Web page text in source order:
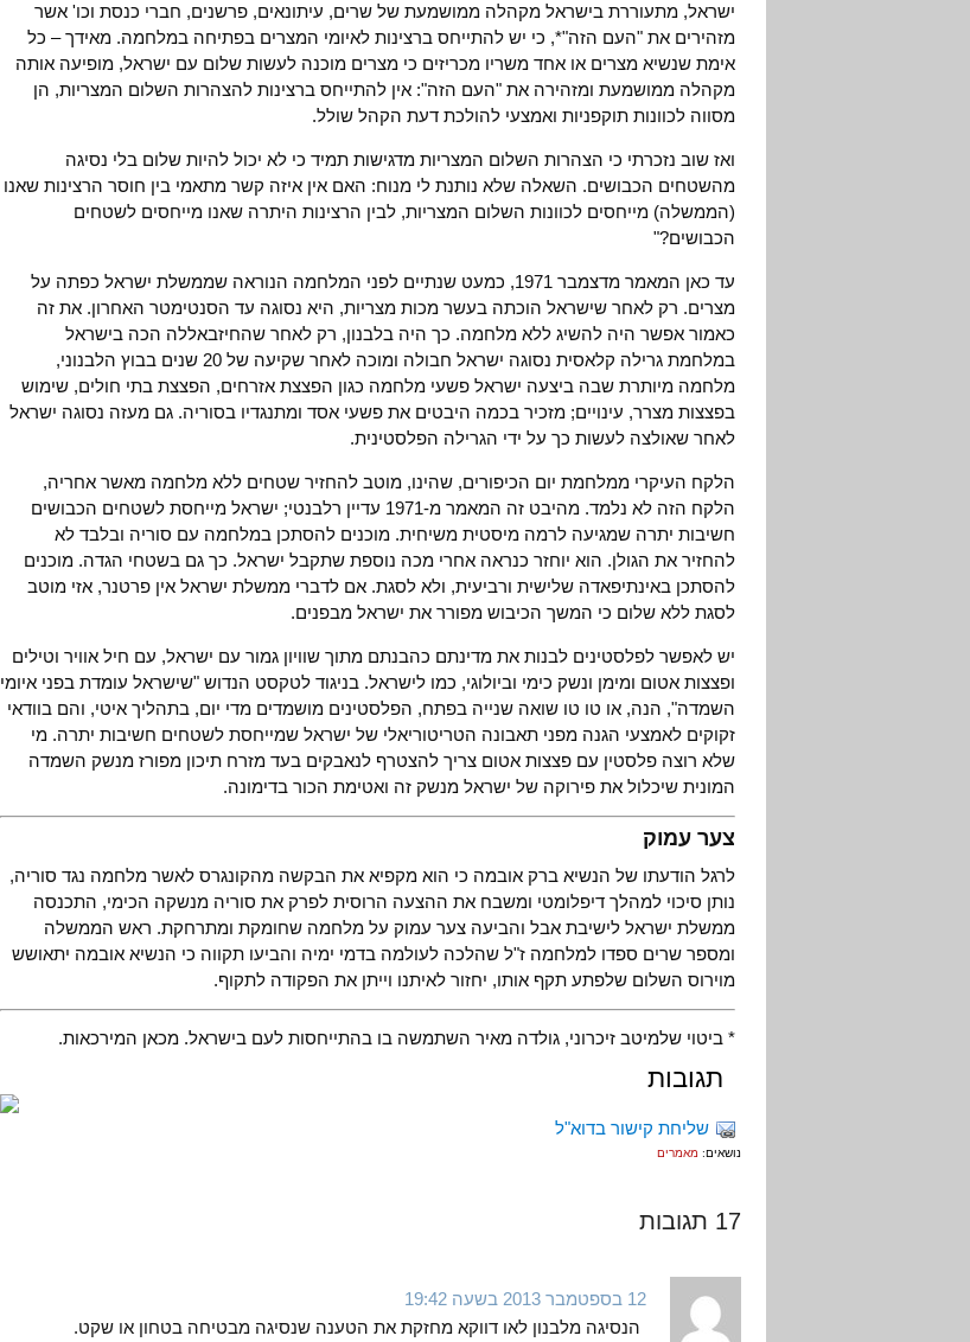
ישראל, מתעוררת בישראל מקהלה ממושמעת של שרים, עיתונאים, פרשנים, חברי כנסת וכו' אשר
מזהירים את "העם הזה"*, כי יש להתייחס ברצינות לאיומי המצרים בפתיחה במלחמה. מאידך – כל
אימת שנשיא מצרים או אחד משריו מכריזים כי מצרים מוכנה לעשות שלום עם ישראל, מופיעה אותה
מקהלה ממושמעת ומזהירה את "העם הזה": אין להתייחס ברצינות להצהרות השלום המצריות, הן
מסווה לכוונות תוקפניות ואמצעי להולכת דעת הקהל שולל.
ואז שוב נזכרתי כי הצהרות השלום המצריות מדגישות תמיד כי לא יכול להיות שלום בלי נסיגה
מהשטחים הכבושים. השאלה שלא נותנת לי מנוח: האם אין איזה קשר מתאמי בין חוסר הרצינות שאנו
(הממשלה) מייחסים לכוונות השלום המצריות, לבין הרצינות היתרה שאנו מייחסים לשטחים
הכבושים?"
עד כאן המאמר מדצמבר 1971, כמעט שנתיים לפני המלחמה הנוראה שממשלת ישראל כפתה על
מצרים. רק לאחר שישראל הוכתה בעשר מכות מצריות, היא נסוגה עד הסנטימטר האחרון. את זה
כאמור אפשר היה להשיג ללא מלחמה. כך היה בלבנון, רק לאחר שהחיזבאללה הכה בישראל
במלחמת גרילה קלאסית נסוגה ישראל חבולה ומוכה לאחר שקיעה של 20 שנים בבוץ הלבנוני,
מלחמה מיותרת שבה ביצעה ישראל פשעי מלחמה כגון הפצצת אזרחים, הפצצת בתי חולים, שימוש
בפצצות מצרר, עינויים; מזכיר בכמה היבטים את פשעי אסד ומתנגדיו בסוריה. גם מעזה נסוגה ישראל
לאחר שאולצה לעשות כך על ידי הגרילה הפלסטינית.
הלקח העיקרי ממלחמת יום הכיפורים, שהינו, מוטב להחזיר שטחים ללא מלחמה מאשר אחריה,
הלקח הזה לא נלמד. מהיבט זה המאמר מ-1971 עדיין רלבנטי; ישראל מייחסת לשטחים הכבושים
חשיבות יתרה שמגיעה לרמה מיסטית משיחית. מוכנים להסתכן במלחמה עם סוריה ובלבד לא
להחזיר את הגולן. הוא יוחזר כנראה אחרי מכה נוספת שתקבל ישראל. כך גם בשטחי הגדה. מוכנים
להסתכן באינתיפאדה שלישית ורביעית, ולא לסגת. אם לדברי ממשלת ישראל אין פרטנר, אזי מוטב
לסגת ללא שלום כי המשך הכיבוש מפורר את ישראל מבפנים.
יש לאפשר לפלסטינים לבנות את מדינתם כהבנתם מתוך שוויון גמור עם ישראל, עם חיל אוויר וטילים
ופצצות אטום ומימן ונשק כימי וביולוגי, כמו לישראל. בניגוד לטקסט הנדוש "שישראל עומדת בפני איומי
השמדה", הנה, או טו טו שואה שנייה בפתח, הפלסטינים מושמדים מדי יום, בתהליך איטי, והם בוודאי
זקוקים לאמצעי הגנה מפני תאבונה הטריטוריאלי של ישראל שמייחסת לשטחים חשיבות יתרה. מי
שלא רוצה פלסטין עם פצצות אטום צריך להצטרף לנאבקים בעד מזרח תיכון מפורז מנשק השמדה
המונית שיכלול את פירוקה של ישראל מנשק זה ואטימת הכור בדימונה.
צער עמוק
לרגל הודעתו של הנשיא ברק אובמה כי הוא מקפיא את הבקשה מהקונגרס לאשר מלחמה נגד סוריה,
נותן סיכוי למהלך דיפלומטי ומשבח את ההצעה הרוסית לפרק את סוריה מנשקה הכימי, התכנסה
ממשלת ישראל לישיבת אבל והביעה צער עמוק על מלחמה שחומקת ומתרחקת. ראש הממשלה
ומספר שרים ספדו למלחמה ז"ל שהלכה לעולמה בדמי ימיה והביעו תקווה כי הנשיא אובמה יתאושש
מוירוס השלום שלפתע תקף אותו, יחזור לאיתנו וייתן את הפקודה לתקוף.
* ביטוי שלמיטב זיכרוני, גולדה מאיר השתמשה בו בהתייחסות לעם בישראל. מכאן המירכאות.
תגובות
שליחת קישור בדוא"ל
נושאים: מאמרים
17 תגובות
12 בספטמבר 2013 בשעה 19:42
הנסיגה מלבנון לאו דווקא מחזקת את הטענה שנסיגה מבטיחה בטחון או שקט.